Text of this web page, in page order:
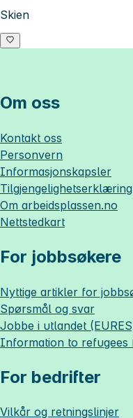
Skien
Om oss
Kontakt oss
Personvern
Informasjonskapsler
Tilgjengelighetserklæring
Om arbeidsplassen.no
Nettstedkart
For jobbsøkere
Nyttige artikler for
Spørsmål og svar
Jobbe i utlandet
Information to refugees
For bedrifter
Vilkår og retningslinjer